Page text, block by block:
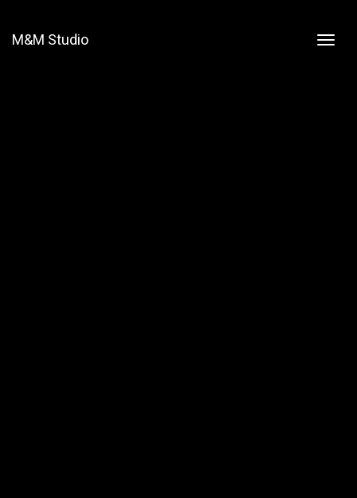
M&M Studio